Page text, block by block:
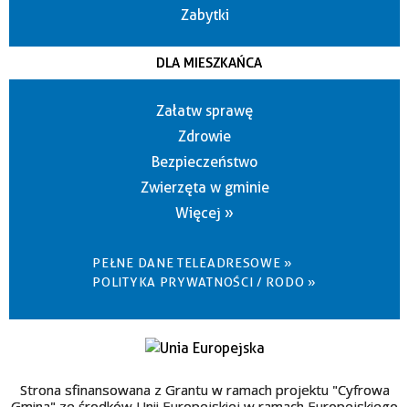
Zabytki
DLA MIESZKAŃCA
Załatw sprawę
Zdrowie
Bezpieczeństwo
Zwierzęta w gminie
Więcej »
PEŁNE DANE TELEADRESOWE »
POLITYKA PRYWATNOŚCI / RODO »
Strona sfinansowana z Grantu w ramach projektu "Cyfrowa